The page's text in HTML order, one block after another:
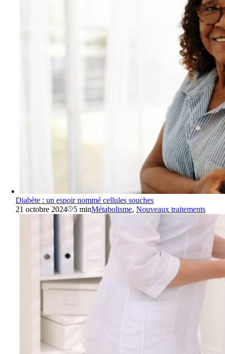
Diabète : un espoir nommé cellules souches
21 octobre 2024
5 minMétabolisme,Nouveaux traitements